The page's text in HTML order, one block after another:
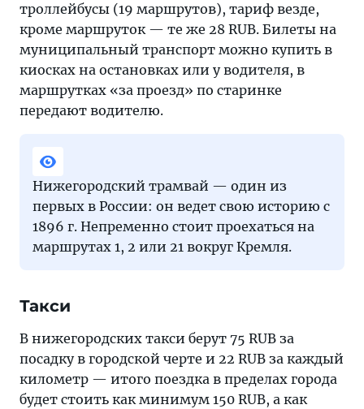
троллейбусы (19 маршрутов), тариф везде,
кроме маршруток — те же 28 RUB. Билеты на
муниципальный транспорт можно купить в
киосках на остановках или у водителя, в
маршрутках «за проезд» по старинке
передают водителю.
Нижегородский трамвай — один из
первых в России: он ведет свою историю с
1896 г. Непременно стоит проехаться на
маршрутах 1, 2 или 21 вокруг Кремля.
Такси
В нижегородских такси берут 75 RUB за
посадку в городской черте и 22 RUB за каждый
километр — итого поездка в пределах города
будет стоить как минимум 150 RUB, а как